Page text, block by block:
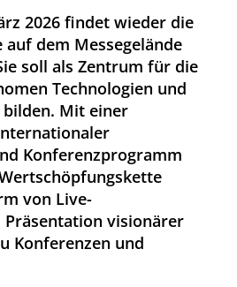
2026 findet wieder die
dem Messegelände
soll als Zentrum für die
Technologien und
Mit einer
Konferenzprogramm
von Live-
visionärer
Konferenzen und